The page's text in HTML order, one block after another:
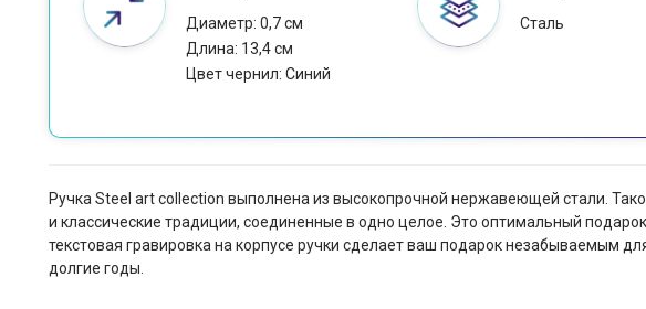
Диаметр: 0,7 см
Длина: 13,4 см
Цвет чернил: Cиний
Сталь
Ручка Steel art collection выполнена из высокопрочной нержавеющей стали.
и классические традиции, соединенные в одно целое. Это оптимальный
текстовая гравировка на корпусе ручки сделает ваш подарок незабываемым
долгие годы.